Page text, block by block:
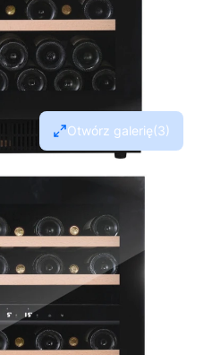
Otwórz galerię(3)